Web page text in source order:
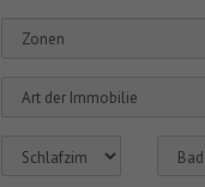
Zonen
Art der Immobilie